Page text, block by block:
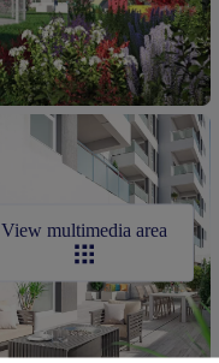
View multimedia area